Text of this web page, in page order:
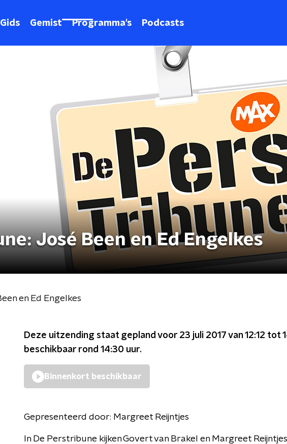
Gids Gemist Programma's Podcasts
José Been en Ed Engelkes
en Ed Engelkes
Deze uitzending staat gepland voor 23 juli 2017 van 12:12 tot
beschikbaar rond 14:30 uur.
Binnenkort beschikbaar
Gepresenteerd door: Margreet Reijntjes
In De Perstribune kijken Govert van Brakel en Margreet